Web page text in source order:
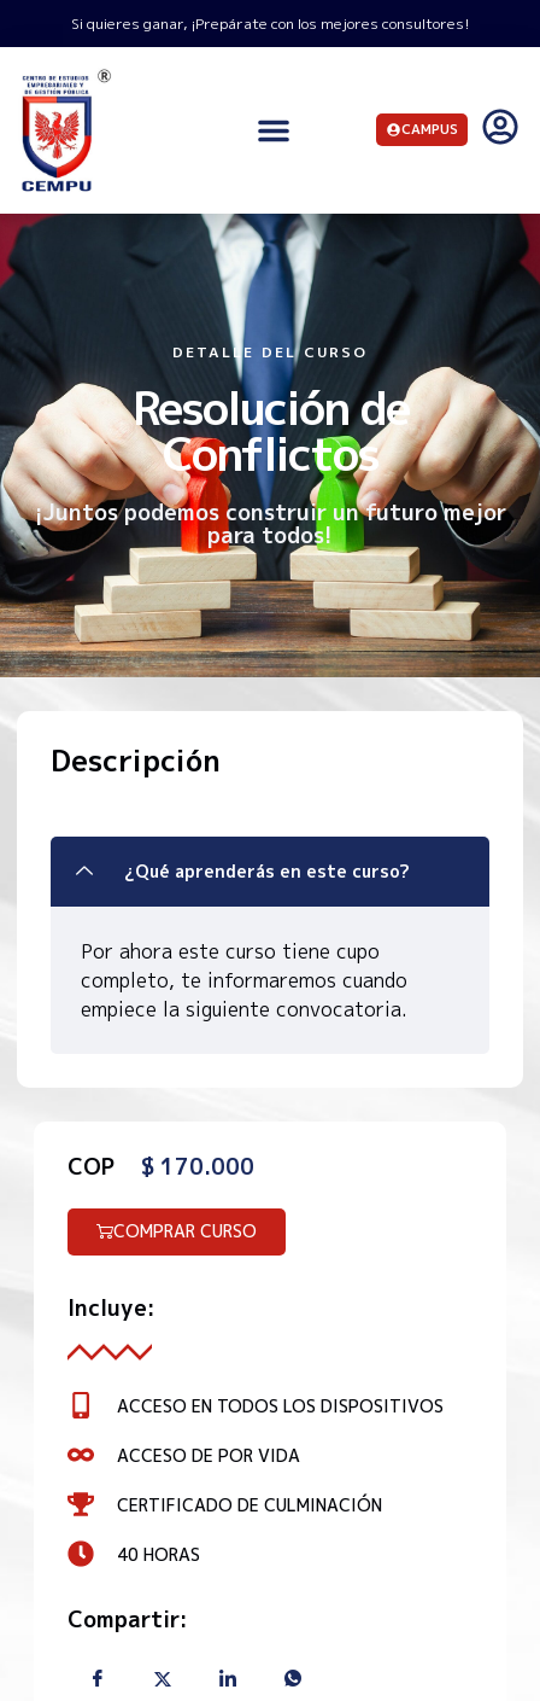
Si quieres ganar, ¡Prepárate con los mejores consultores!
CAMPUS
DETALLE DEL CURSO
Resolución de
Conflictos
¡Juntos podemos construir un futuro mejor
para todos!
Descripción
¿Qué aprenderás en este curso?
Por ahora este curso tiene cupo
completo, te informaremos cuando
empiece la siguiente convocatoria.
COP $170.000
COMPRAR CURSO
Incluye:
ACCESO EN TODOS LOS DISPOSITIVOS
ACCESO DE POR VIDA
CERTIFICADO DE CULMINACIÓN
40 HORAS
Compartir: